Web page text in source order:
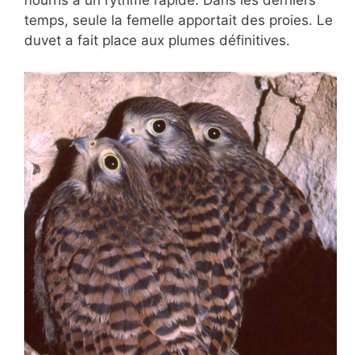
temps, seule la femelle apportait des proies. Le
duvet a fait place aux plumes définitives.